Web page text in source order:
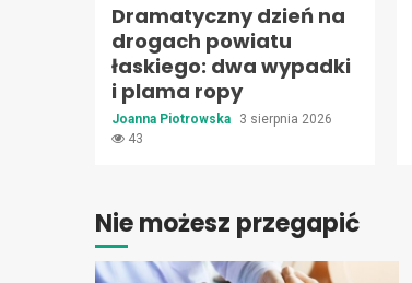
Dramatyczny dzień na
drogach powiatu
łaskiego: dwa wypadki
i plama ropy
Joanna Piotrowska
3 sierpnia 2026
43
Nie możesz przegapić